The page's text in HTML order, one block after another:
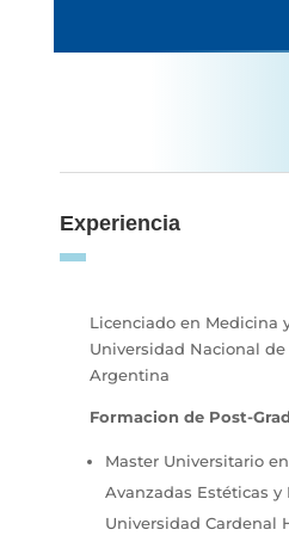
Experiencia
Licenciado en Medicina
Universidad Nacional de
Argentina
Formacion de Post-
Master Universitario en
Avanzadas Estéticas y
Universidad Cardenal